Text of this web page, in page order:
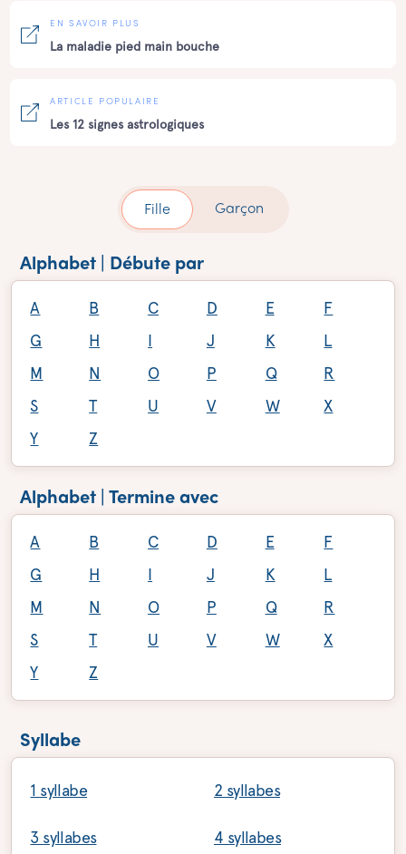
EN SAVOIR PLUS
La maladie pied main bouche
ARTICLE POPULAIRE
Les 12 signes astrologiques
Fille Garçon
Alphabet | Débute par
A B C D E
F
G
H I J K
L
M
N O P Q
R
S
T U V W
X
Y
Z
Alphabet | Termine avec
A B C D E
F
G
H I J K
L
M
N O P Q
R
S
T U V W
X
Y
Z
Syllabe
1 syllabe 2 syllabes
3 syllabes 4 syllabes